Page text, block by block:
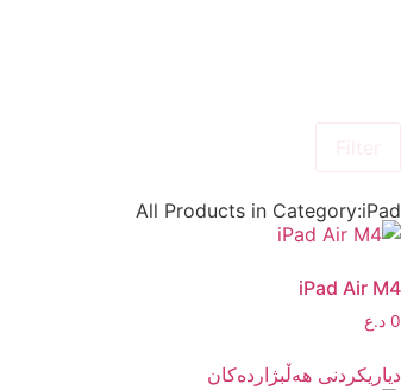
All Products in Category:iPad
iPad Air M4
0 د.ع
دیاریکردنی هەڵبژاردەکان